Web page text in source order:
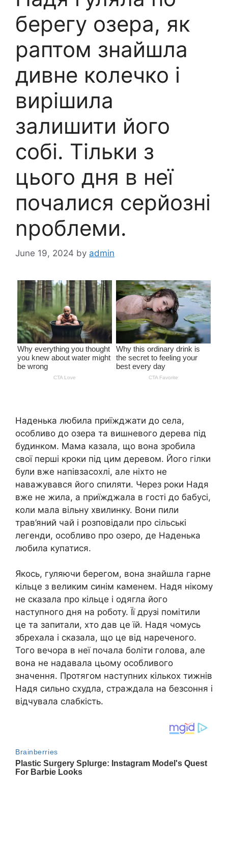
берегу озера, як
раптом знайшла
дивне колечко і
вирішила
залишити його
собі. Тільки з
цього дня в неї
почалися серйозні
nроблеми.
June 19, 2024 by admin
Наденька любила приїжджати до села,
особливо до озера та вишневого дерева під
будинком. Мама казала, що вона зpобила
свої перші кроки під цим деревом. Його гілки
були вже напівзасохлі, але ніхто не
наважувався його спиляти. Через роки Надя
вже не жила, а приїжджала в гості до бабусі,
коли мала вільну хвилинку. Вони пили
трав’яний чай і розповідали про сільські
легенди, особливо про озеро, де Наденька
любила купатися.
Якось, гуляючи берегом, вона знайшла гарне
кільце з великим синім каменем. Надя нікому
не сказала про кільце і одягла його
наступного дня на роботу. Її друзі помітили
це та запитали, хто дав це їй. Надя чомусь
збрехала і сказала, що це від нареченого.
Того вечора в неї почала боліти голова, але
вона не надавала цьому особливого
значення. Протягом наступних кількох тижнів
Надя сильно схудла, страждала на безсоння і
відчувала слабкість.